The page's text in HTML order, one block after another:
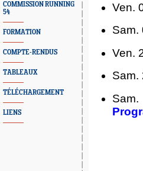
COMMISSION RUNNING
54
FORMATION
COMPTE-RENDUS
TABLEAUX
TÉLÉCHARGEMENT
LIENS
Ven.
Sam.
Ven.
Sam.